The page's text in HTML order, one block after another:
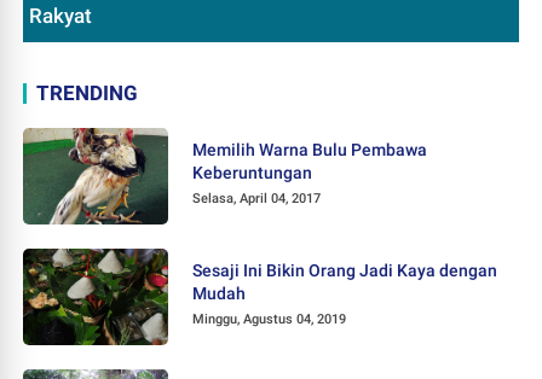
Rakyat
TRENDING
Memilih Warna Bulu Pembawa
Keberuntungan
Selasa, April 04, 2017
Sesaji Ini Bikin Orang Jadi Kaya dengan
Mudah
Minggu, Agustus 04, 2019